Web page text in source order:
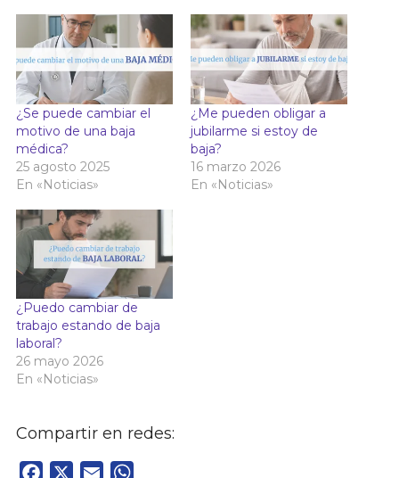
¿Se puede cambiar el
motivo de una baja
médica?
25 agosto 2025
En «Noticias»
¿Me pueden obligar a
jubilarme si estoy de
baja?
16 marzo 2026
En «Noticias»
¿Puedo cambiar de
trabajo estando de baja
laboral?
26 mayo 2026
En «Noticias»
Compartir en redes:
Facebook Email